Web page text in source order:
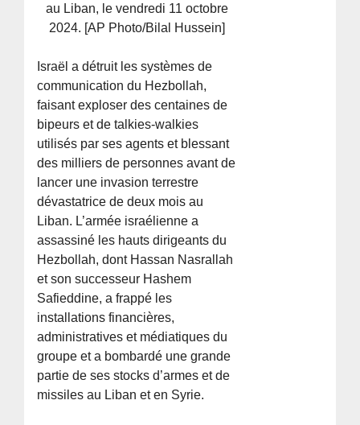
au Liban, le vendredi 11 octobre
2024. [AP Photo/Bilal Hussein]
Israël a détruit les systèmes de
communication du Hezbollah,
faisant exploser des centaines de
bipeurs et de talkies-walkies
utilisés par ses agents et blessant
des milliers de personnes avant de
lancer une invasion terrestre
dévastatrice de deux mois au
Liban. L’armée israélienne a
assassiné les hauts dirigeants du
Hezbollah, dont Hassan Nasrallah
et son successeur Hashem
Safieddine, a frappé les
installations financières,
administratives et médiatiques du
groupe et a bombardé une grande
partie de ses stocks d’armes et de
missiles au Liban et en Syrie.